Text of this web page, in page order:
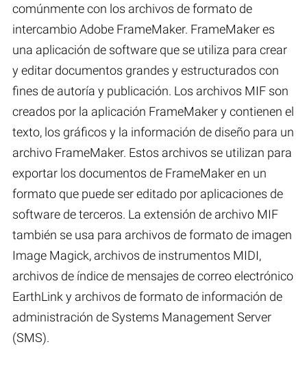
comúnmente con los archivos de formato de
intercambio Adobe FrameMaker. FrameMaker es
una aplicación de software que se utiliza para crear
y editar documentos grandes y estructurados con
fines de autoría y publicación. Los archivos MIF son
creados por la aplicación FrameMaker y contienen el
texto, los gráficos y la información de diseño para un
archivo FrameMaker. Estos archivos se utilizan para
exportar los documentos de FrameMaker en un
formato que puede ser editado por aplicaciones de
software de terceros. La extensión de archivo MIF
también se usa para archivos de formato de imagen
Image Magick, archivos de instrumentos MIDI,
archivos de índice de mensajes de correo electrónico
EarthLink y archivos de formato de información de
administración de Systems Management Server
(SMS).